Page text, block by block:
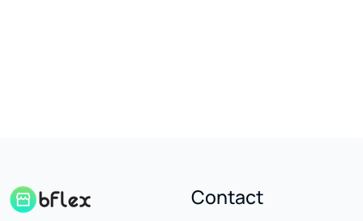
Contact